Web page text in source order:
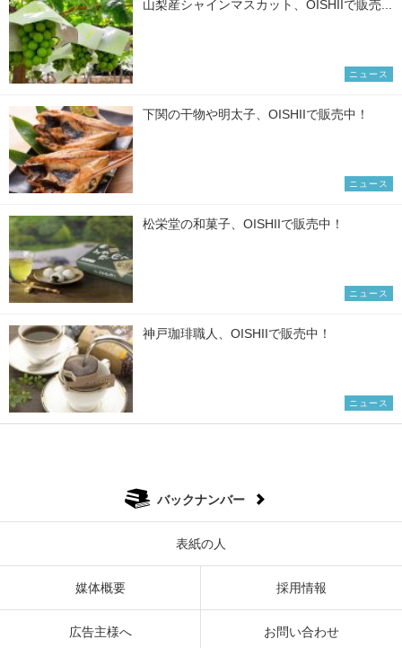
山梨産シャインマスカット、OISHIIで販売...
ニュース
下関の干物や明太子、OISHIIで販売中！
ニュース
松栄堂の和菓子、OISHIIで販売中！
ニュース
神戸珈琲職人、OISHIIで販売中！
ニュース
バックナンバー
表紙の人
媒体概要 採用情報
広告主様へ お問い合わせ